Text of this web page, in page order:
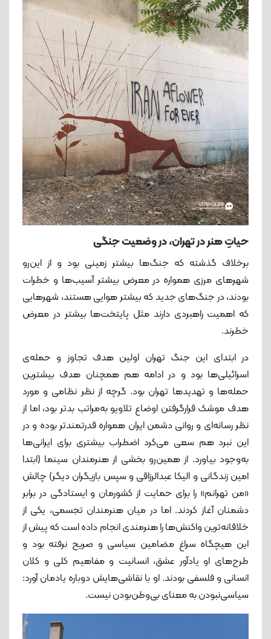
حیاتِ هنر در تهران، در وضعیت جنگی
برخلاف گذشته که جنگ‌ها بیشتر زمینی بود و از این‌رو
شهرهای مرزی همواره در معرض بیشتر آسیب‌ها و خطرات
بودند، در جنگ‌های جدید که بیشتر هوایی هستند، شهرهایی
که اهمیت راهبردی دارند مثل پایتخت‌ها بیشتر در معرض
خطرند.
در ابتدای این جنگ تهران اولین هدف تجاوز و حمله‌ی
اسرائیلی‌ها بود و در ادامه هم همچنان هدف بیشترین
حمله‌ها و تهدیدها تهران بود. گرچه از نظر نظامی و مورد
هدف موشک قرارگرفتن اوضاع تلاویو به‌مراتب بدتر بود، اما از
نظر رسانه‌ای و روانی دشمن ایران همواره قدرتمندتر بوده و در
این نبرد هم سعی می‌کرد اضطراب بیشتری برای ایرانی‌ها
به‌وجود بیاورد. از همین‌رو بخشی از هنرمندان سینما (ابتدا
امین زندگانی و الیکا عبدالرزاقی و سپس بازیگران دیگر) چالش
«من تهرانم» را برای حمایت از کشورمان و ایستادگی در برابر
دشمنان آغاز کردند. اما در میان هنرمندان تجسمی، یکی از
خلاقانه‌ترین واکنش‌ها را هنرمندی انجام داده است که پیش از
این هیچگاه سراغ مضامین سیاسی و صریح نرفته بود و
طرح‌های او یادآور عشق، انسانیت و مفاهیم کلی و کلان
انسانی و فلسفی بودند. او با نقاشی‌هایش دوباره یادمان آورد:
سیاسی‌نبودن به معنای بی‌وطن‌بودن نیست.